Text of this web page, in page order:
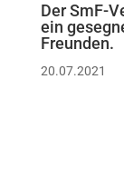
Der SmF-
ein
Freunden.
20.07.2021